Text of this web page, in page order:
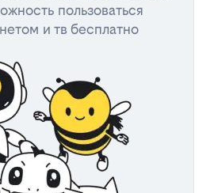
пользоваться
и тв бесплатно